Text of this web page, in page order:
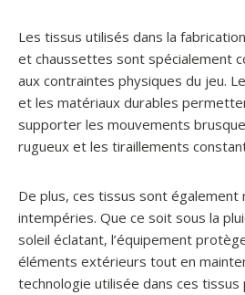
Les tissus utilisés dans la
et chaussettes sont spécialement
aux contraintes physiques du jeu.
et les matériaux durables
supporter les mouvements
rugueux et les tiraillements
De plus, ces tissus sont également
intempéries. Que ce soit sous la
soleil éclatant, l’équipement
éléments extérieurs tout en
technologie utilisée dans ces